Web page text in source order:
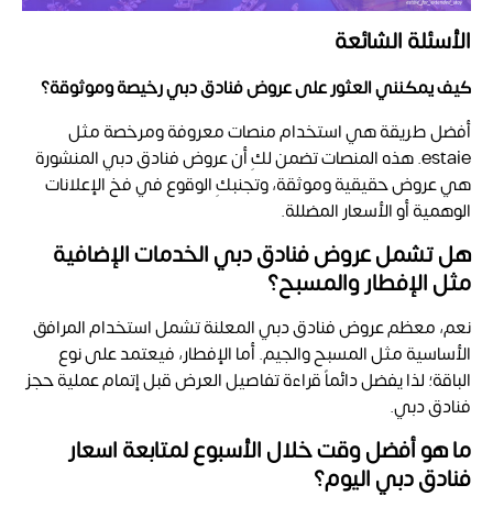
الأسئلة الشائعة
كيف يمكنني العثور على عروض فنادق دبي رخيصة وموثوقة؟
أفضل طريقة هي استخدام منصات معروفة ومرخصة مثل
estaie. هذه المنصات تضمن لكِ أن عروض فنادق دبي
المنشورة
هي عروض حقيقية وموثقة، وتجنبكِ الوقوع في فخ الإعلانات
الوهمية أو الأسعار المضللة.
هل تشمل عروض فنادق دبي الخدمات الإضافية
مثل الإفطار والمسبح؟
نعم، معظمعروض فنادق دبي المعلنة تشمل استخدام المرافق
الأساسية مثل المسبح والجيم. أما الإفطار، فيعتمد على نوع
الباقة؛ لذا يفضل دائماً قراءة تفاصيل العرض قبل إتمام عملية حجز
فنادق دبي.
ما هو أفضل وقت خلال الأسبوع لمتابعة اسعار
فنادق دبي اليوم؟